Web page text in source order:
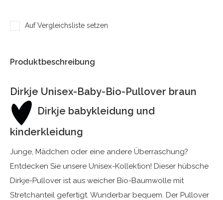
Auf Vergleichsliste setzen
Produktbeschreibung
Dirkje Unisex-Baby-Bio-Pullover braun
Dirkje babykleidung und
kinderkleidung
Junge, Mädchen oder eine andere Überraschung?
Entdecken Sie unsere Unisex-Kollektion! Dieser hübsche
Dirkje-Pullover ist aus weicher Bio-Baumwolle mit
Stretchanteil gefertigt. Wunderbar bequem. Der Pullover